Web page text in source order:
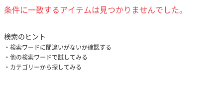
条件に一致するアイテムは見つかりませんでした。
検索のヒント
検索ワードに間違いがないか確認する
他の検索ワードで試してみる
カテゴリーから探してみる